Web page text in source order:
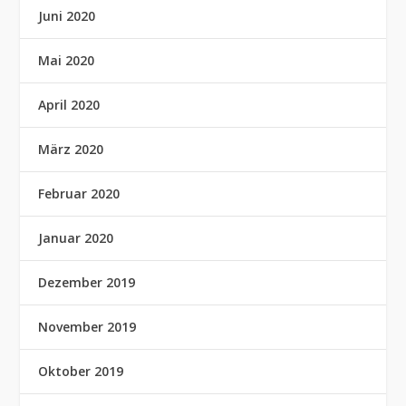
Juni 2020
Mai 2020
April 2020
März 2020
Februar 2020
Januar 2020
Dezember 2019
November 2019
Oktober 2019